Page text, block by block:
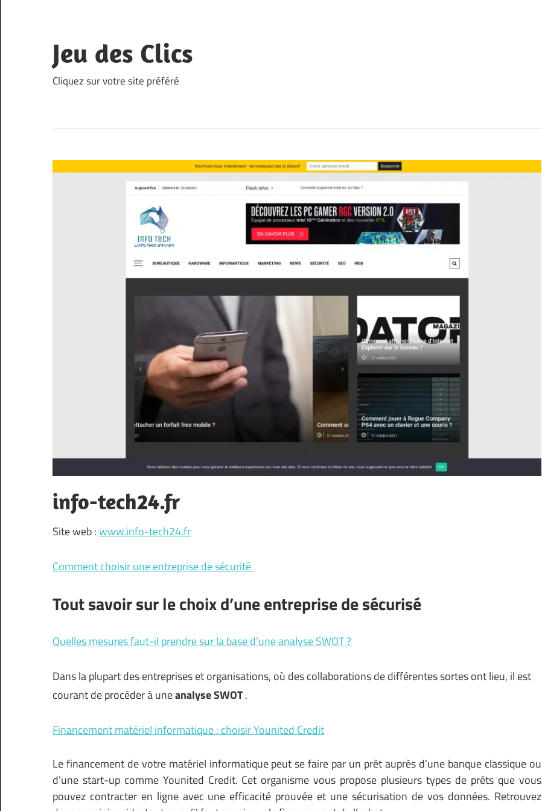
content
Jeu des Clics
Cliquez sur votre site préféré
info-tech24.fr
Site web :www.info-tech24.fr
Comment choisir une entreprise de sécurité
Tout savoir sur le choix d’une entreprise de sécurisé
Quelles mesures faut-il prendre sur la base d’une analyse SWOT ?
Dans la plupart des entreprises et organisations, où des collaborations de différentes sortes ont lieu, il est
courant de procéder à uneanalyse SWOT.
Financement matériel informatique : choisir Younited Credit
Le financement de votre matériel informatique peut se faire par un prêt auprès d’une banque classique ou
d’une start-up comme Younited Credit. Cet organisme vous propose plusieurs types de prêts que vous
pouvez contracter en ligne avec une efficacité prouvée et une sécurisation de vos données. Retrouvez